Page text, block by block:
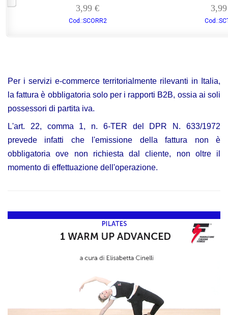
3,99 €
Per i servizi e-commerce territorialmente rilevanti in Italia,
la fattura è obbligatoria solo per i rapporti B2B, ossia ai soli
possessori di partita iva.
L'art. 22, comma 1, n. 6-TER del DPR N. 633/1972
prevede infatti che l'emissione della fattura non è
obbligatoria ove non richiesta dal cliente, non oltre il
momento di effettuazione dell'operazione.